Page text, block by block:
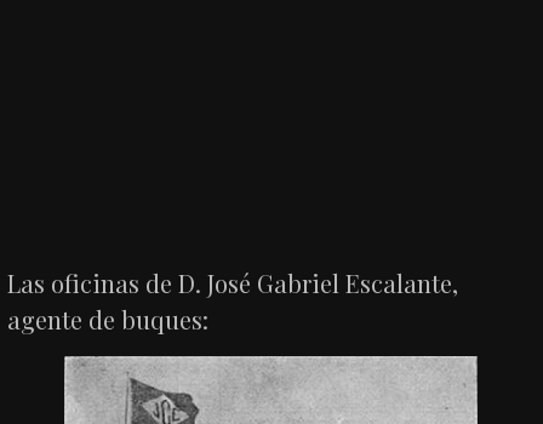
Las oficinas de D. José Gabriel Escalante,
agente de buques: